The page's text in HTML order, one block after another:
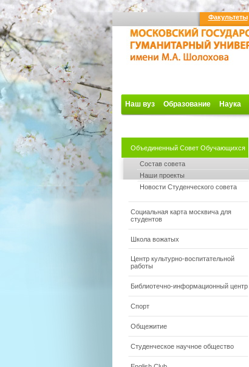
Факультеты
Наш вуз Образование Наука
Объединенный Совет Обучающихся
Состав совета
Наши проекты
Новости Студенческого совета
Социальная карта москвича для
студентов
Школа вожатых
Центр культурно-воспитательной
работы
Библиотечно-информационный центр
Спорт
Общежитие
Студенческое научное общество